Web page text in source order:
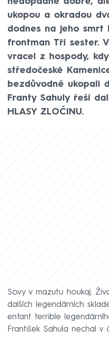
ukopou a okradou
dodnes na jeho smrt
frontman Tří sester.
vracel z hospody,
středočeské
bezdůvodně ukopali
Franty Sahuly řeší
HLASY ZLOČINU.
Sovy v mazutu houkaj.
dalších legendárních
enfant terrible
František Sahula nechal v